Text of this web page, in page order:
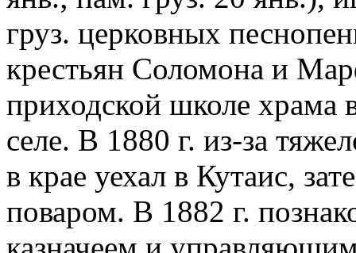
груз. церковных
крестьян Соломона и
приходской школе храма
селе. В 1880 г. из-за
в крае уехал в Кутаис,
поваром. В 1882 г.